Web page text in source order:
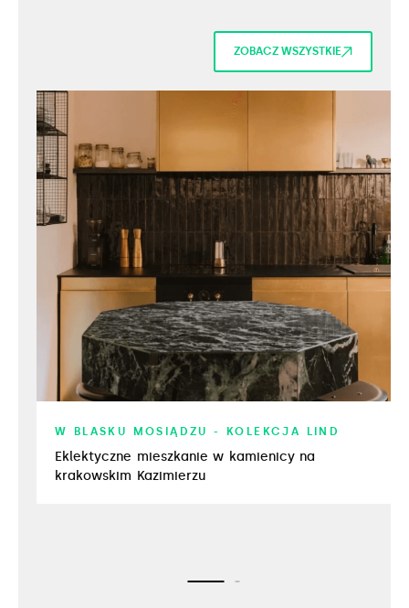
ZOBACZ WSZYSTKIE
W BLASKU MOSIĄDZU - KOLEKCJA LIND
Eklektyczne mieszkanie w kamienicy na
krakowskim Kazimierzu